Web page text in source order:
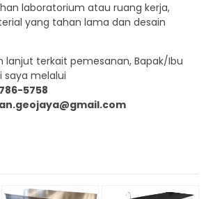
laboratorium atau ruang kerja,
yang tahan lama dan desain
lanjut terkait pemesanan, Bapak/Ibu
melalui
5758